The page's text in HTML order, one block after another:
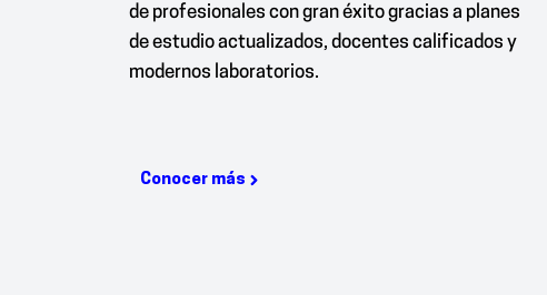
de profesionales con gran éxito gracias a planes
de estudio actualizados, docentes calificados y
modernos laboratorios.
Conocer más